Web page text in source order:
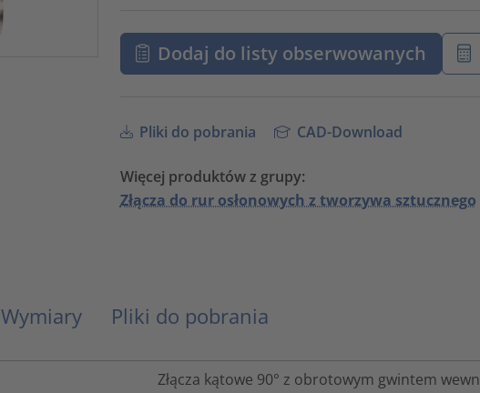
Dodaj do listy obserwowanych
Pliki do pobrania CAD-Download
Więcej produktów z grupy:
Złącza do rur osłonowych z tworzywa sztucznego
Wymiary Pliki do pobrania
Złącza kątowe 90° z obrotowym gwintem